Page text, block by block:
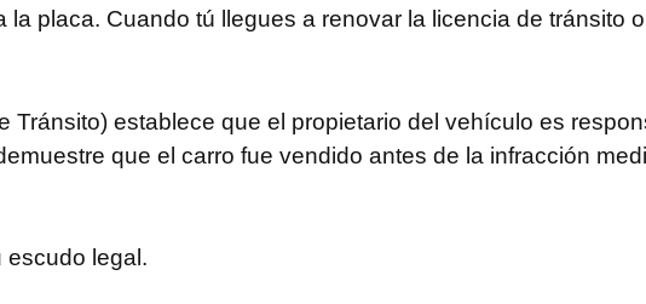
placa. Cuando tú llegues a renovar la licencia de tránsito
Tránsito) establece que el propietario del vehículo es
que el carro fue vendido antes de la infracción
escudo legal.